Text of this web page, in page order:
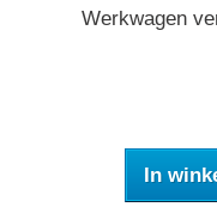
Werkwagen
In